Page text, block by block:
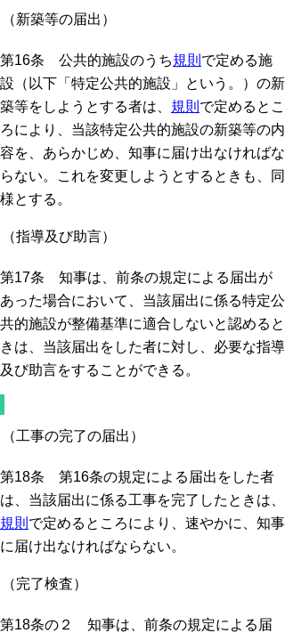
（新築等の届出）
第16条 公共的施設のうち規則 で定める施
設（以下「特定公共的施設」という。）の新
築等をしようとする者は、 規則 で定めるとこ
ろにより、当該特定公共的施設の新築等の内
容を、あらかじめ、知事に届け出なければな
らない。これを変更しようとするときも、同
様とする。
（指導及び助言）
第17条 知事は、前条の規定による届出が
あった場合において、当該届出に係る特定公
共的施設が整備基準に適合しないと認めると
きは、当該届出をした者に対し、必要な指導
及び助言をすることができる。
（工事の完了の届出）
第18条 第16条の規定による届出をした者
は、当該届出に係る工事を完了したときは、
規則 で定めるところにより、速やかに、知事
に届け出なければならない。
（完了検査）
第18条の２ 知事は、前条の規定による届